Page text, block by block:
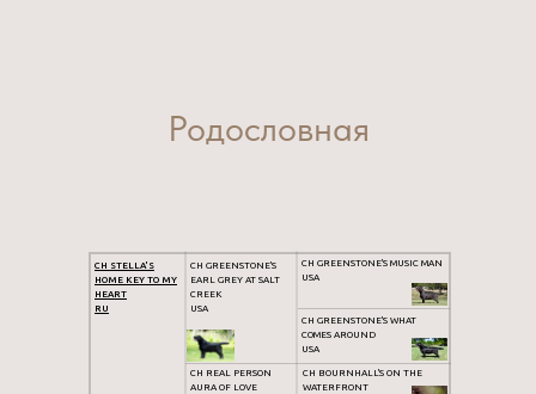
Родословная
CH STELLA'S
HOME KEY TO MY
HEART
RU
CH GREENSTONE'S
EARL GREY AT SALT
CREEK
USA
CH REAL PERSON
AURA OF LOVE
CH GREENSTONE'S MUSIC MAN
USA
CH GREENSTONE'S WHAT
COMES AROUND
USA
CH BOURNHALL'S ON THE
WATERFRONT